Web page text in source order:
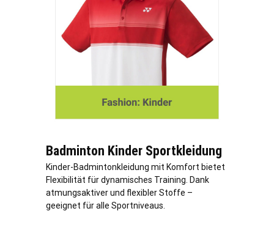
Badminton Kinder Sportkleidung
Kinder-Badmintonkleidung mit Komfort bietet
Flexibilität für dynamisches Training. Dank
atmungsaktiver und flexibler Stoffe –
geeignet für alle Sportniveaus.